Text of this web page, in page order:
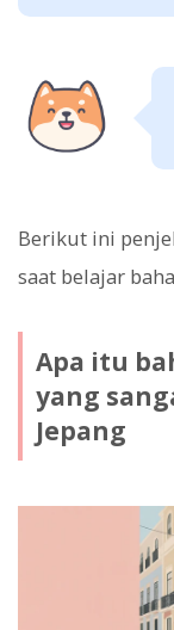
Berikut ini
saat belajar
Apa itu
yang
Jepang